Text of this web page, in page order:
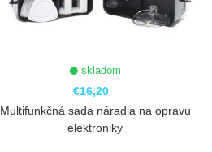
skladom
€16,20
Multifunkčná sada náradia na opravu
elektroniky